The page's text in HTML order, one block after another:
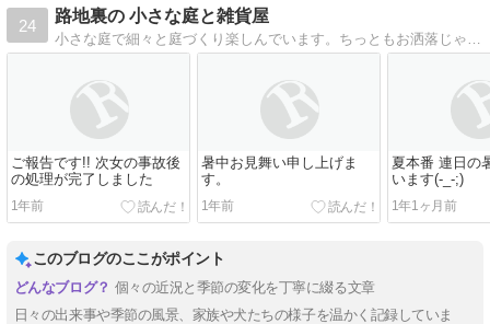
24
路地裏の 小さな庭と雑貨屋
ご報告です!! 次女の事故後
の処理が完了しました
1年前
暑中お見舞い申し上げま
す。
1年前
夏本番 連日の
います(-_-;)
1年1ヶ月前
このブログのここがポイント
個々の近況と季節の変化を丁寧に綴る文章
日々の出来事や季節の風景、家族や犬たちの様子を温かく記録していま